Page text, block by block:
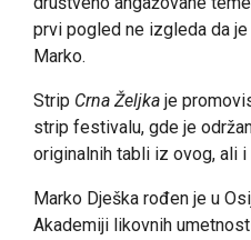
prvi pogled ne izgleda da je
Marko.
Strip Crna Željka je
strip festivalu, gde je
originalnih tabli iz ovog, ali i
Marko Dješka rođen je u
Akademiji likovnih